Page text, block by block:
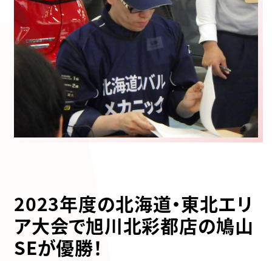
2023年度の北海道・東北エリ
ア大会で旭川北彩都店の鳩山
SEが優勝！